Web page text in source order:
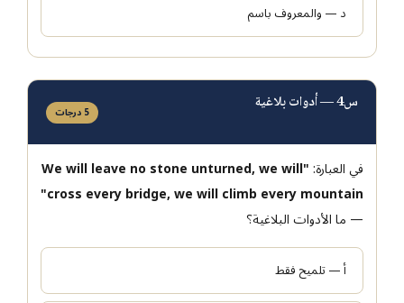
د — والمعروف باسم
س4 — أدوات بلاغية 5 درجات
في العبارة: "We will leave no stone unturned, we will
cross every bridge, we will climb every mountain"
— ما الأدوات البلاغية؟
أ — تلميح فقط